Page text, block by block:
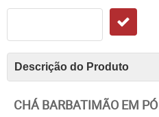
Descrição do Produto
CHÁ BARBATIMÃO EM PÓ